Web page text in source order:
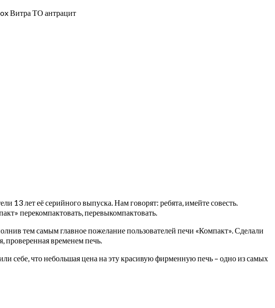
Витра ТО антрацит
13 лет её серийного выпуска. Нам говорят: ребята, имейте совесть.
перекомпактовать, перевыкомпактовать.
тем самым главное пожелание пользователей печи «Компакт». Сделали
проверенная временем печь.
себе, что небольшая цена на эту красивую фирменную печь – одно из самых